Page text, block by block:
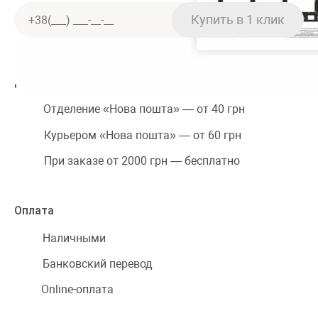
Доставка. Минимальная сумма заказа 150 грн
Отделение «Нова пошта» — от 40 грн
Курьером «Нова пошта» — от 60 грн
При заказе от 2000 грн — бесплатно
Оплата
Наличными
Банковский перевод
Online-оплата